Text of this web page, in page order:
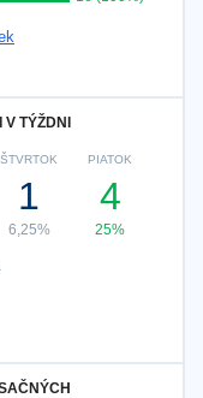
TÝŽDNI
ŠTVRTOK
1
6,25%
PIATOK
4
25%